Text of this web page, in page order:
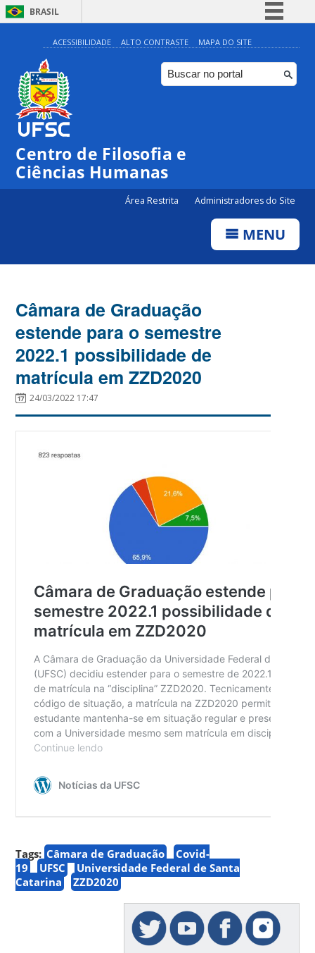
BRASIL
Simplifique!
Comunica BR
Participe
ACESSIBILIDADE ALTO CONTRASTE MAPA DO SITE
Centro de Filosofia e
Ciências Humanas
Área Restrita Administradores do Site
MENU
Câmara de Graduação
estende para o semestre
2022.1 possibilidade de
matrícula em ZZD2020
24/03/2022 17:47
Tags: Câmara de Graduação
Covid-
19
UFSC
Universidade Federal de Santa
Catarina
ZZD2020